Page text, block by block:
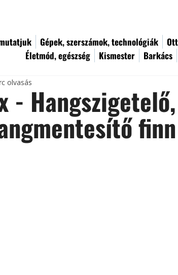
Gépek, szerszámok, technológiák
Életmód, egészség
Kismester Barkács
- Hangszigetelő,
olvasás